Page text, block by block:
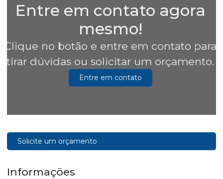
Entre em contato agora
mesmo!
Clique no botão e entre em contato para
tirar dúvidas ou solicitar um orçamento.
Entre em contato
Solicite um orçamento
Informações